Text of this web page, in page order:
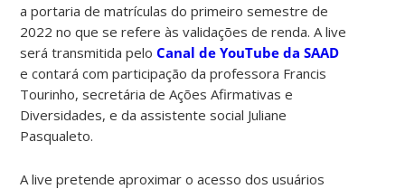
a portaria de matrículas do primeiro semestre de
2022 no que se refere às validações de renda. A live
será transmitida peloCanal de YouTube da SAAD
e contará com participação da professora Francis
Tourinho, secretária de Ações Afirmativas e
Diversidades, e da assistente social Juliane
Pasqualeto.
A live pretende aproximar o acesso dos usuários